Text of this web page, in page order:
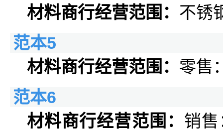
材料商行经营范围： 不锈
范本5
材料商行经营范围： 零售
范本6
材料商行经营范围： 销